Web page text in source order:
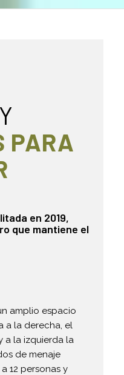
PARA
en 2019,
que mantiene el
amplio espacio
a la derecha, el
a la izquierda la
de menaje
12 personas y